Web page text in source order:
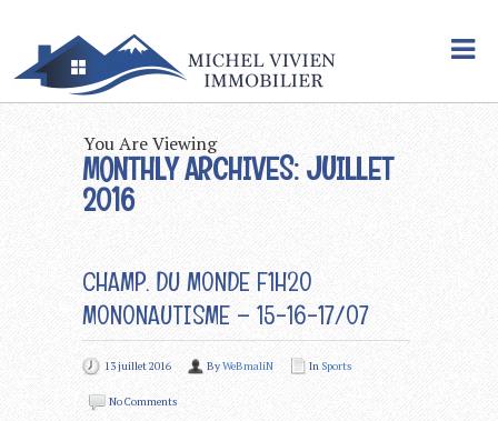
You Are Viewing
MONTHLY ARCHIVES: JUILLET
2016
CHAMP. DU MONDE F1H2O
MONONAUTISME – 15-16-17/07
13 juillet 2016 ByWeBmaliN In Sports
No Comments